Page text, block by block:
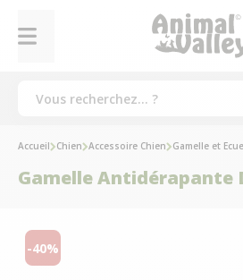
Accueil Chien Accessoire Chien Gamelle et
Gamelle Antidérapante
-40%